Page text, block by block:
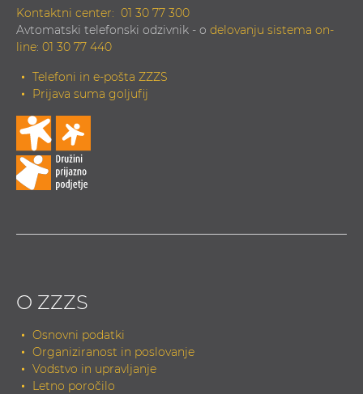
Kontaktni center: 01 30 77 300
Avtomatski telefonski odzivnik - o delovanju sistema on-
line: 01 30 77 440
Telefoni in e-pošta ZZZS
Prijava suma goljufij
O ZZZS
Osnovni podatki
Organiziranost in poslovanje
Vodstvo in upravljanje
Letno poročilo